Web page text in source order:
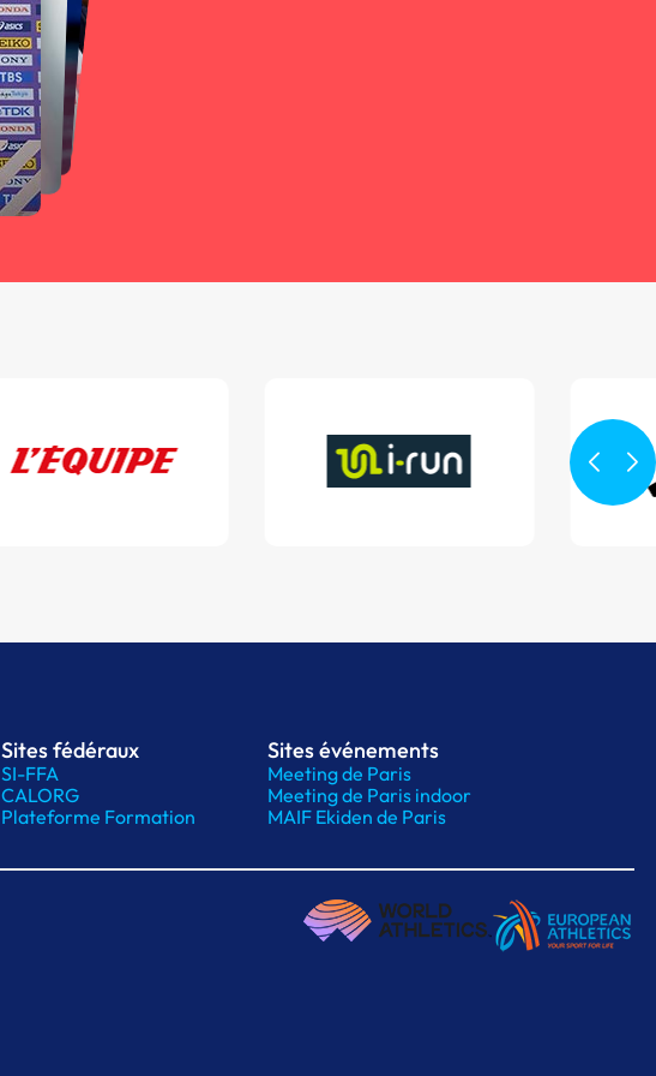
Sites fédéraux
SI-FFA
CALORG
Plateforme Formation
Sites événements
Meeting de Paris
Meeting de Paris indoor
MAIF Ekiden de Paris